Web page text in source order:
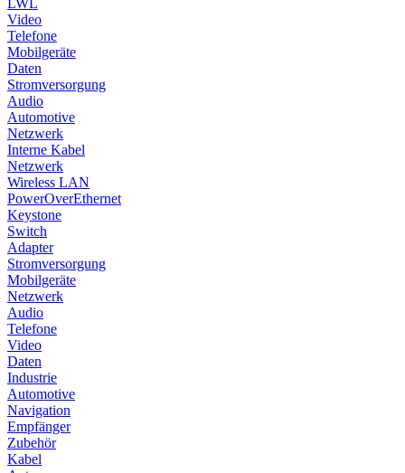
Video
Telefone
Mobilgeräte
Daten
Stromversorgung
Audio
Automotive
Netzwerk
Interne Kabel
Netzwerk
Wireless LAN
PowerOverEthernet
Keystone
Switch
Adapter
Stromversorgung
Mobilgeräte
Netzwerk
Audio
Telefone
Video
Daten
Industrie
Automotive
Navigation
Empfänger
Zubehör
Kabel